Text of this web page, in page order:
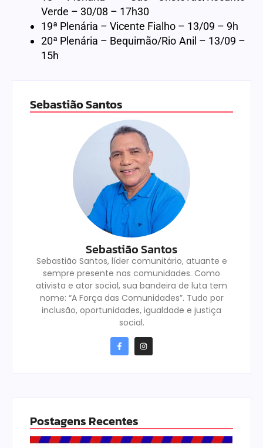
Verde – 30/08 – 17h30
19ª Plenária – Vicente Fialho – 13/09 – 9h
20ª Plenária – Bequimão/Rio Anil – 13/09 –
15h
Sebastião Santos
Sebastião Santos
Sebastião Santos, líder comunitário, atuante e
sempre presente nas comunidades. Como
ativista e ator social, sua bandeira de luta tem
nome: “A Força das Comunidades”. Tudo por
inclusão, oportunidades, igualdade e justiça
social.
Postagens Recentes